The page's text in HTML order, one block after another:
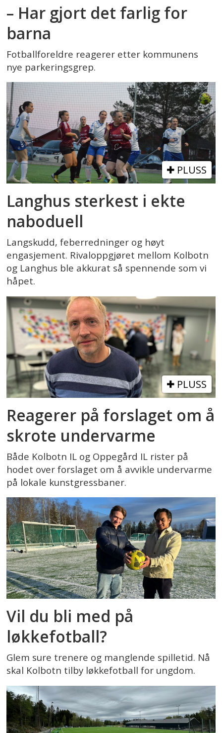
– Har gjort det farlig for
barna
Fotballforeldre reagerer etter kommunens
nye parkeringsgrep.
PLUSS
Langhus sterkest i ekte
naboduell
Langskudd, feberredninger og høyt
engasjement. Rivaloppgjøret mellom Kolbotn
og Langhus ble akkurat så spennende som vi
håpet.
PLUSS
Reagerer på forslaget om å
skrote undervarme
Både Kolbotn IL og Oppegård IL rister på
hodet over forslaget om å avvikle undervarme
på lokale kunstgressbaner.
Vil du bli med på
løkkefotball?
Glem sure trenere og manglende spilletid. Nå
skal Kolbotn tilby løkkefotball for ungdom.